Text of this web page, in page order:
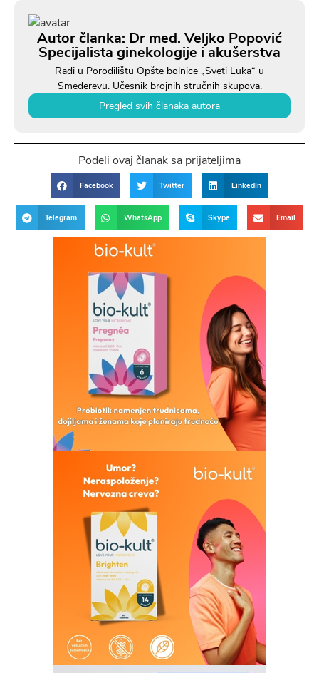
Autor članka: Dr med. Veljko Popović
Specijalista ginekologije i akušerstva
Radi u Porodilištu Opšte bolnice „Sveti Luka“ u
Smederevu. Učesnik brojnih stručnih skupova.
Pregled svih članaka autora
Podeli ovaj članak sa prijateljima
Facebook Twitter LinkedIn
Telegram WhatsApp Skype Email